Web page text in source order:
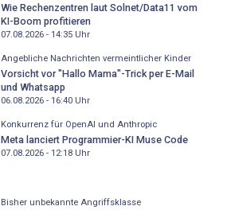
Wie Rechenzentren laut Solnet/Data11 vom
KI-Boom profitieren
07.08.2026 - 14:35Uhr
Angebliche Nachrichten vermeintlicher Kinder
Vorsicht vor "Hallo Mama"-Trick per E-Mail
und Whatsapp
06.08.2026 - 16:40Uhr
Konkurrenz für OpenAI und Anthropic
Meta lanciert Programmier-KI Muse Code
07.08.2026 - 12:18Uhr
Bisher unbekannte Angriffsklasse